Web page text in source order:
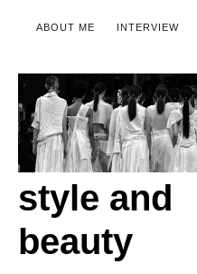
ABOUT ME INTERVIEW
style and
beauty